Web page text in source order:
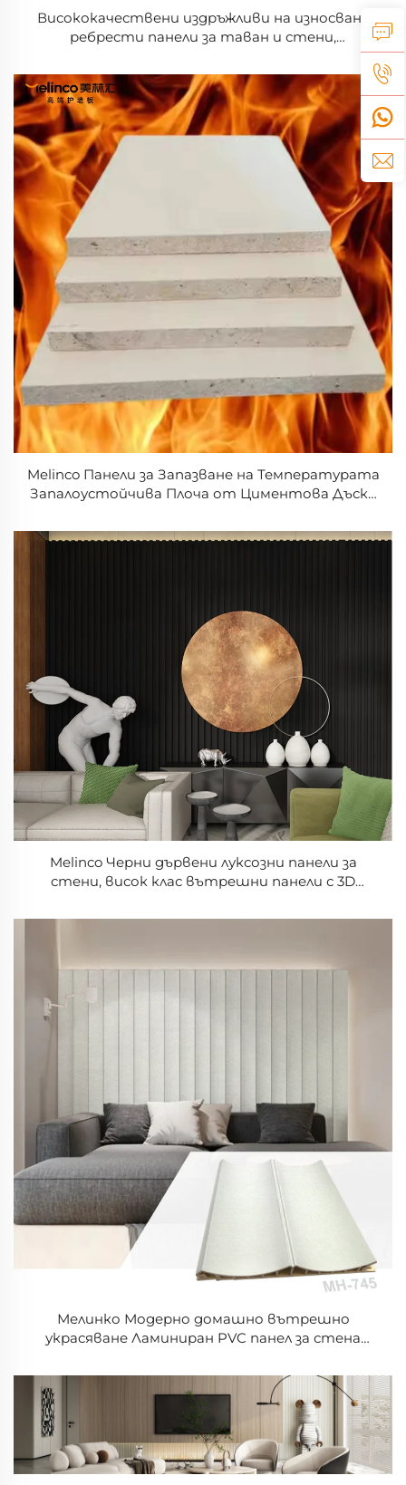
Висококачествени издръжливи на износване
ребрести панели за таван и стени,
помещения, пластмасови композитни WPC
ребрести панели за стени
Melinco Панели за Запазване на Температурата
Запалоустойчива Плоча от Циментова Дъска
Стени в Хотели/барове/пастичници
Melinco Черни дървени луксозни панели за
стени, висок клас вътрешни панели с 3D
Мелинко Модерно домашно вътрешно
украсяване Ламиниран PVC панел за стена
3D панел за стени